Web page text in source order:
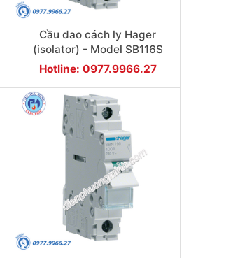
Cầu dao cách ly Hager
(isolator) - Model SB116S
Hotline: 0977.9966.27